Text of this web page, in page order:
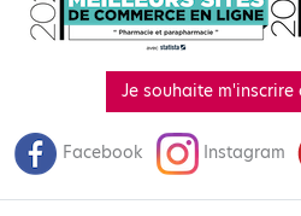
Je souhaite
Facebook Instagram